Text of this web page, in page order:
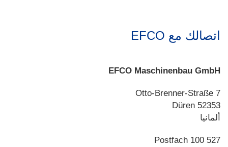
اتصالك مع EFCO
EFCO Maschinenbau GmbH
Otto-Brenner-Straße 7
52353 Düren
ألمانيا
Postfach 100 527